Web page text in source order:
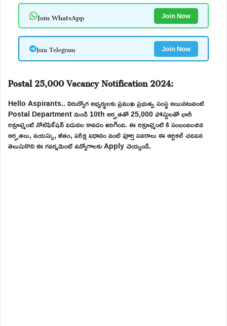
Join WhatsApp Join Now
Join Telegram Join Now
Postal 25,000 Vacancy Notification 2024:
Hello Aspirants.. నిరుద్యోగ అభ్యర్థులకు ప్రముఖ ప్రభుత్వ సంస్థ అయినటువంటి
Postal Department నుండి 10th అర్హతతో 25,000 పోస్టులతో భారీ
రిక్రూట్మెంట్ నోటిఫికేషన్ విడుదల కావడం జరిగింది. ఈ రిక్రూట్మెంట్ కి సంబందించిన
అర్హతలు, వయస్సు, జీతం, పరీక్ష విధానం వంటి పూర్తి వివరాలు ఈ ఆర్టికల్ చదివిన
తెలుసుకొని ఈ గవర్నమెంట్ ఉద్యోగాలకు Apply చెయ్యండి.